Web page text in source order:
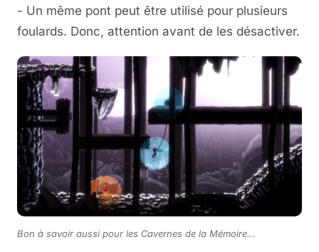
- Un même pont peut être utilisé pour plusieurs
foulards. Donc, attention avant de les désactiver.
Bon à savoir aussi pour les Cavernes de la Mémoire...